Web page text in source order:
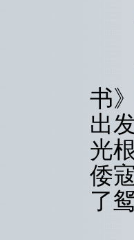
首
书
出
光
倭
了